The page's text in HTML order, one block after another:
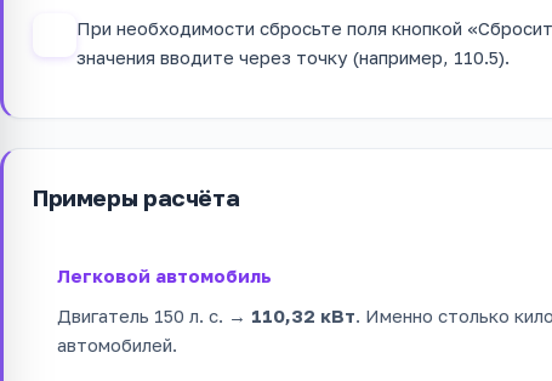
При необходимости сбросьте поля кнопкой
значения вводите через точку (например, 110.5).
Примеры расчёта
Легковой автомобиль
Двигатель 150 л. с. → 110,32 кВт. Именно столько
автомобилей.